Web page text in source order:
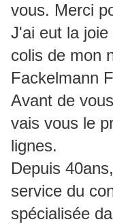
vous. Merci
J'ai eut la
colis de mon
Fackelmann
Avant de
vais vous le
lignes.
Depuis
service du
spécialisée